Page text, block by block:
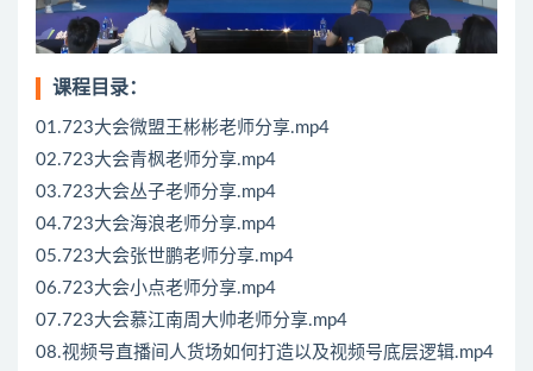
课程目录：
01.723大会微盟王彬彬老师分享.mp4
02.723大会青枫老师分享.mp4
03.723大会丛子老师分享.mp4
04.723大会海浪老师分享.mp4
05.723大会张世鹏老师分享.mp4
06.723大会小点老师分享.mp4
07.723大会慕江南周大帅老师分享.mp4
08.视频号直播间人货场如何打造以及视频号底层逻辑.mp4